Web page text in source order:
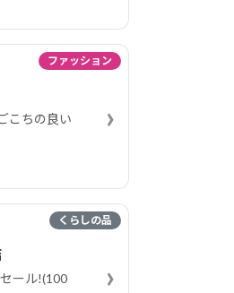
ファッション
こちの良い
›
くらしの品
ール!(100
›